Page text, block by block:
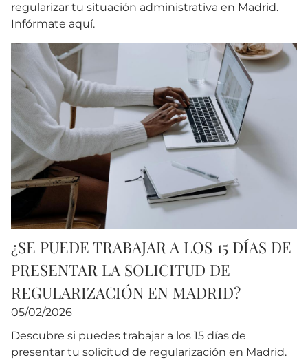
regularizar tu situación administrativa en Madrid.
Infórmate aquí.
¿SE PUEDE TRABAJAR A LOS 15 DÍAS DE
PRESENTAR LA SOLICITUD DE
REGULARIZACIÓN EN MADRID?
05/02/2026
Descubre si puedes trabajar a los 15 días de
presentar tu solicitud de regularización en Madrid.